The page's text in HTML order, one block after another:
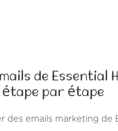
de Essential
étape par étape
des emails marketing de